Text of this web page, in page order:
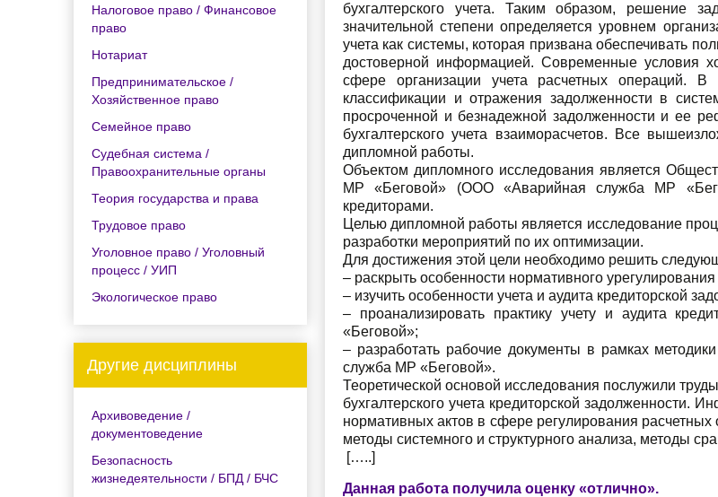
Налоговое право / Финансовое
право
Нотариат
Предпринимательское /
Хозяйственное право
Семейное право
Судебная система /
Правоохранительные органы
Теория государства и права
Трудовое право
Уголовное право / Уголовный
процесс / УИП
Экологическое право
Другие дисциплины
Архивоведение /
документоведение
Безопасность
жизнедеятельности / БПД / БЧС
бухгалтерского учета. Таким образом, решение
значительной степени определяется уровнем
учета как системы, которая призвана обеспечивать
достоверной информацией. Современные условия
сфере организации учета расчетных операций. В
классификации и отражения задолженности в
просроченной и безнадежной задолженности и ее
бухгалтерского учета взаиморасчетов. Все
дипломной работы.
Объектом дипломного исследования является
МР «Беговой» (ООО «Аварийная служба МР
кредиторами.
Целью дипломной работы является исследование
разработки мероприятий по их оптимизации.
Для достижения этой цели необходимо решить
– раскрыть особенности нормативного
– изучить особенности учета и аудита кредиторской
– проанализировать практику учету и аудита
«Беговой»;
– разработать рабочие документы в рамках
служба МР «Беговой».
Теоретической основой исследования послужили
бухгалтерского учета кредиторской
нормативных актов в сфере регулирования
методы системного и структурного анализа, методы
[…..]
Данная работа получила оценку «отлично».